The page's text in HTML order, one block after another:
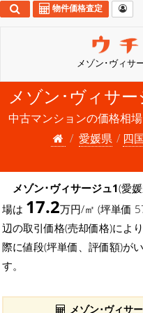
メゾン･ヴィサ
物件価格査定
メゾン･ヴィサー
中古マンションの価格相場
愛媛県
四
メゾン･ヴィサージュ1(愛
場は 17.2万円/㎡ (坪単価
辺の取引価格(売却価格)によ
際に値段(坪単価、評価額)が
す。
メゾン･ヴィサ